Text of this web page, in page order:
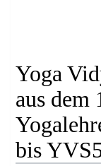
Yoga
aus dem
bis